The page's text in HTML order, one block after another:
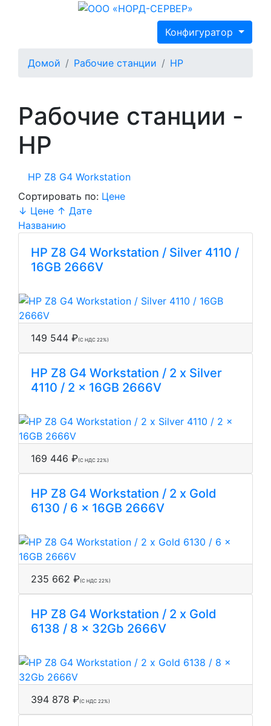
Конфигуратор
Домой Рабочие станции HP
Рабочие станции -
HP
HP Z8 G4 Workstation
Сортировать по: Цене
↓ Цене ↑ Дате
Названию
HP Z8 G4 Workstation / Silver 4110 /
16GB 2666V
149 544 ₽(С НДС 22%)
HP Z8 G4 Workstation / 2 x Silver
4110 / 2 x 16GB 2666V
169 446 ₽(С НДС 22%)
HP Z8 G4 Workstation / 2 x Gold
6130 / 6 x 16GB 2666V
235 662 ₽(С НДС 22%)
HP Z8 G4 Workstation / 2 x Gold
6138 / 8 x 32Gb 2666V
394 878 ₽(С НДС 22%)